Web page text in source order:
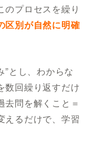
のプロセスを繰り
区別が自然に明確
”とし、わからな
数回繰り返すだけ
去問を解くこと＝
えるだけで、学習